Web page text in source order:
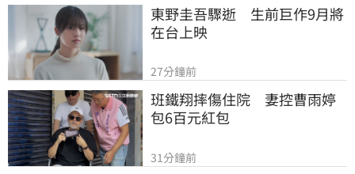
東野圭吾驟逝　生前巨作9月將
在台上映
27分鐘前
班鐵翔摔傷住院　妻控曹雨婷
包6百元紅包
31分鐘前